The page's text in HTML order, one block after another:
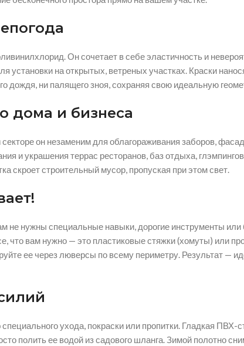
Он сочетает в себе эластичность и
установки на открытых, ветреных участках. Краски
дождя, ни палящего зноя, сохраняя свою идеальную
дома и бизнеса
он незаменим для облагораживания заборов,
и украшения террас ресторанов, баз отдыха,
скроет строительный мусор, пропуская при этом свет.
не нужны специальные навыки, дорогие инструменты
вам нужно — это пластиковые стяжки (хомуты) или
ее через люверсы по всему периметру. Результат —
ухода, покраски или пропитки. Гладкая ПВХ-
полить ее водой из садового шланга. Зимой полотно